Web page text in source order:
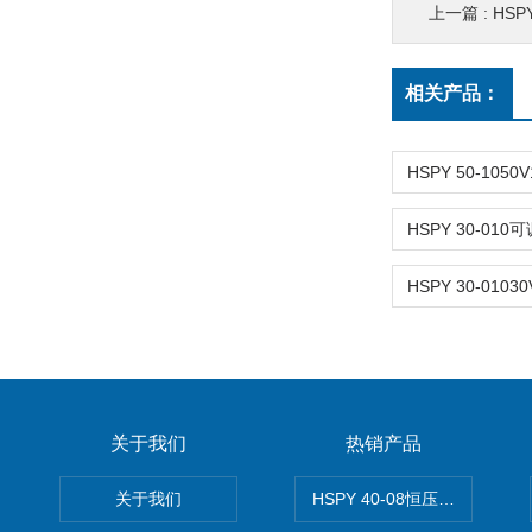
上一篇 :
相关产品：
关于我们
关于我们
热销产品
HSPY 40-08恒压恒流恒功率